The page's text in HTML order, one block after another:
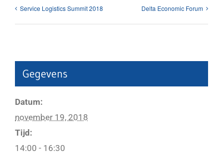
Service Logistics Summit 2018 Delta Economic Forum
Gegevens
Datum:
november 19, 2018
Tijd:
14:00 - 16:30